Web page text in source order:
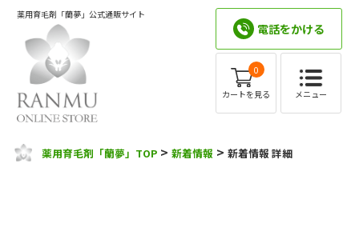
薬用育毛剤「蘭夢」公式通販サイト
電話をかける
0
カートを見る メニュー
薬用育毛剤「蘭夢」TOP >新着情報 >新着情報 詳細